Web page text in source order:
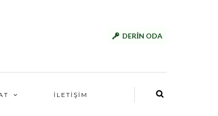
DERİN ODA
İLETİŞİM